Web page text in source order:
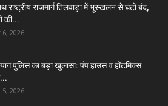
राष्ट्रीय राजमार्ग तिलवाड़ा में भूस्खलन से घंटों बंद,
की...
2026
पुलिस का बड़ा खुलासा: पंप हाउस व हॉटमिक्स
2026